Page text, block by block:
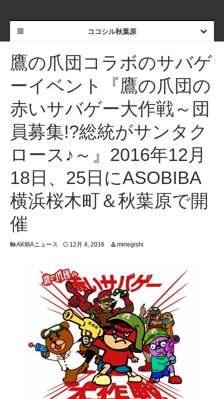
ココシル秋葉原
鷹の爪団コラボのサバゲ
ーイベント『鷹の爪団の
赤いサバゲー大作戦～団
員募集!?総統がサンタク
ロース♪～』2016年12月
18日、25日にASOBIBA
横浜桜木町＆秋葉原で開
催
AKIBAニュース 12月 4, 2016
0
,
2
0
1
6
minegishi